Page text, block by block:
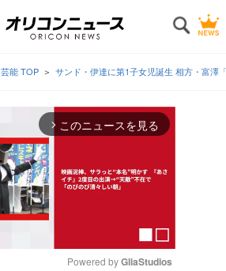
芸能 TOP サンド・伊達に第1子女児誕生 相方・富澤
arrow_forward_ios このニュースを見る
Powered by GliaStudios